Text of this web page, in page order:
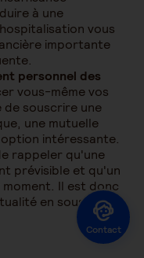
Contact
à une
vous
importante
personnel des
vous-même vos
souscrire une
une mutuelle
intéressante.
rappeler qu'une
prévisible et qu'un
Il est donc
en souscrivant